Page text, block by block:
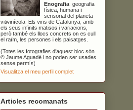
Enografia: geografia
física, humana i
sensorial del planeta
vitivinícola. Els vins de Catalunya, amb
els seus infinits matisos i variacions,
però també els llocs concrets on es cull
el raïm, les persones i els paisatges.
(Totes les fotografies d'aquest bloc són
© Jaume Aguadé i no poden ser usades
sense permís)
Visualitza el meu perfil complet
Articles recomanats